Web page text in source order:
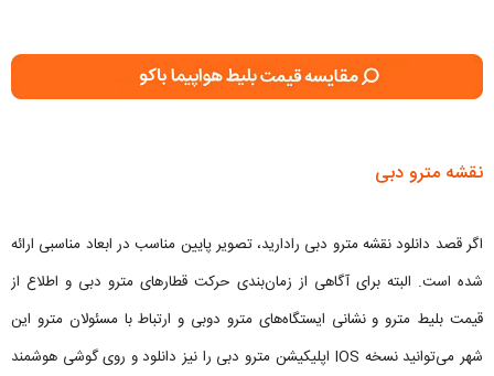
نقشه مترو دبی
اگر قصد دانلود نقشه مترو دبی رادارید، تصویر پایین مناسب در ابعاد مناسبی ارائه
شده است. البته برای آگاهی از زمان‌بندی حرکت قطارهای مترو دبی و اطلاع از
قیمت بلیط مترو و نشانی ایستگاه‌های مترو دوبی و ارتباط با مسئولان مترو این
شهر می‌توانید نسخه IOS اپلیکیشن مترو دبی را نیز دانلود و روی گوشی هوشمند